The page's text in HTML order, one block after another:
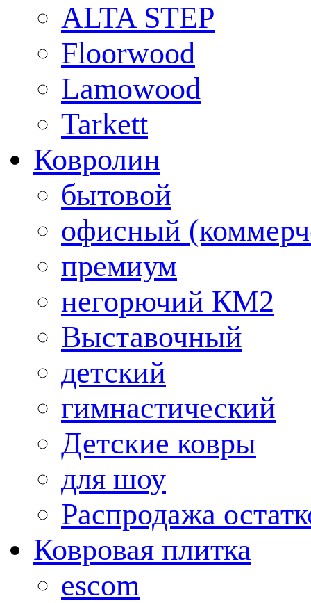
ALTA STEP
Floorwood
Lamowood
Tarkett
Ковролин
бытовой
офисный
премиум
негорючий КМ2
Выставочный
детский
гимнастический
Детские ковры
для шоу
Распродажа
Ковровая плитка
escom